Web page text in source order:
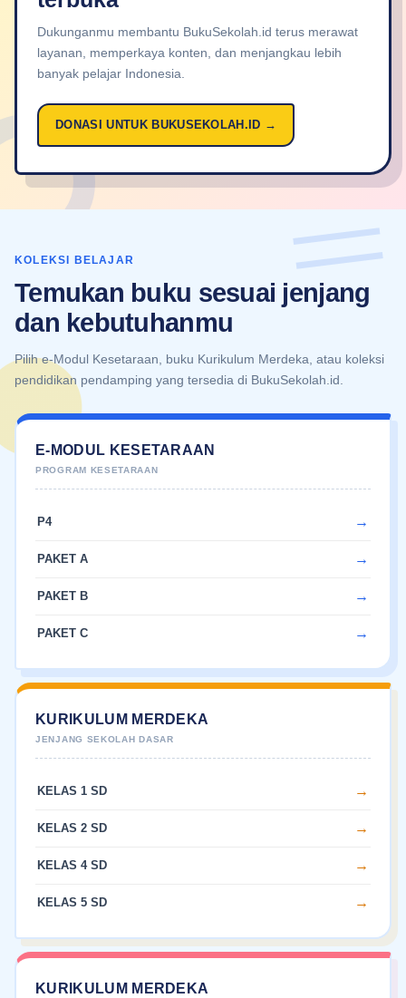
Dukunganmu membantu BukuSekolah.id terus merawat
layanan, memperkaya konten, dan menjangkau lebih
banyak pelajar Indonesia.
DONASI UNTUK BUKUSEKOLAH.ID →
KOLEKSI BELAJAR
Temukan buku sesuai jenjang
dan kebutuhanmu
Pilih e-Modul Kesetaraan, buku Kurikulum Merdeka, atau koleksi
pendidikan pendamping yang tersedia di BukuSekolah.id.
E-MODUL KESETARAAN
P4
PAKET A
PAKET B
PAKET C
KURIKULUM MERDEKA
KELAS 1 SD
KELAS 2 SD
KELAS 4 SD
KELAS 5 SD
KURIKULUM MERDEKA